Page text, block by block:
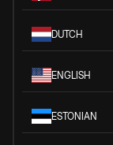
DUTCH
ENGLISH
ESTONIAN